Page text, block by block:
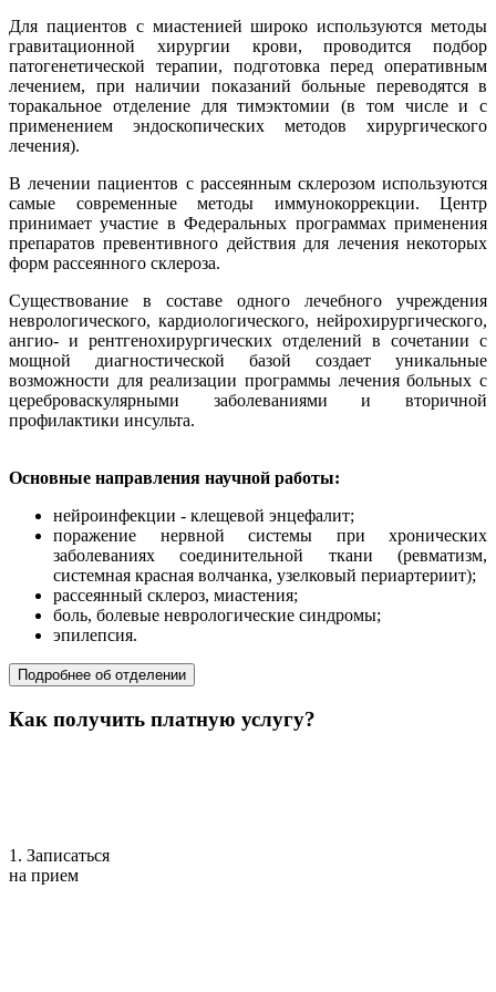
Для пациентов с миастенией широко используются методы
гравитационной хирургии крови, проводится подбор
патогенетической терапии, подготовка перед оперативным
лечением, при наличии показаний больные переводятся в
торакальное отделение для тимэктомии (в том числе и с
применением эндоскопических методов хирургического
лечения).
В лечении пациентов с рассеянным склерозом используются
самые современные методы иммунокоррекции. Центр
принимает участие в Федеральных программах применения
препаратов превентивного действия для лечения некоторых
форм рассеянного склероза.
Существование в составе одного лечебного учреждения
неврологического, кардиологического, нейрохирургического,
ангио- и рентгенохирургических отделений в сочетании с
мощной диагностической базой создает уникальные
возможности для реализации программы лечения больных с
цереброваскулярными заболеваниями и вторичной
профилактики инсульта.
Основные направления научной работы:
нейроинфекции - клещевой энцефалит;
поражение нервной системы при хронических
заболеваниях соединительной ткани (ревматизм,
системная красная волчанка, узелковый периартериит);
рассеянный склероз, миастения;
боль, болевые неврологические синдромы;
эпилепсия.
Подробнее об отделении
Как получить платную услугу?
1. Записаться
на прием